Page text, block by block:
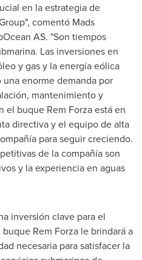
en la estrategia de
comentó Mads
AS. "Son tiempos
Las inversiones en
y gas y la energía eólica
enorme demanda por
mantenimiento y
el buque Rem Forza está en
directiva y el equipo de alta
para seguir creciendo.
de la compañía son
y la experiencia en aguas
inversión clave para el
Rem Forza le brindará a
necesaria para satisfacer la